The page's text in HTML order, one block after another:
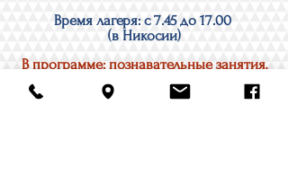
Время лагеря: с 7.45 до 17.00
(в Никосии)
В программе: познавательные занятия,
танцы (Hip-hop, Ballet, Latin dance), йога
для детей, спорт, море, квесты - игры,